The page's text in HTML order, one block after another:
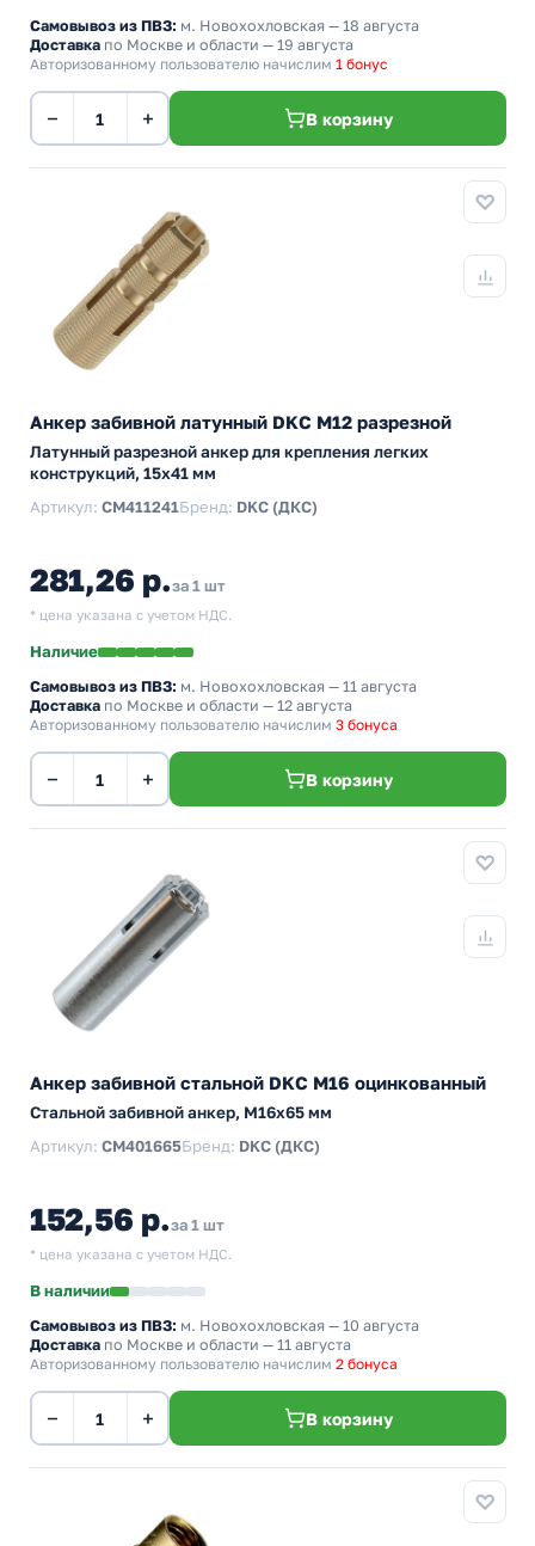
Самовывоз из ПВЗ: м. Новохохловская — 18 августа
Доставка по Москве и области — 19 августа
Авторизованному пользователю начислим 1 бонус
− + В корзину
Анкер забивной латунный DKC М12 разрезной
Латунный разрезной анкер для крепления легких
конструкций, 15x41 мм
Артикул: CM411241Бренд: DKC (ДКС)
281,26 р.за 1 шт
* цена указана с учетом НДС.
Наличие
Самовывоз из ПВЗ: м. Новохохловская — 11 августа
Доставка по Москве и области — 12 августа
Авторизованному пользователю начислим 3 бонуса
− + В корзину
Анкер забивной стальной DKC М16 оцинкованный
Стальной забивной анкер, M16x65 мм
Артикул: CM401665Бренд: DKC (ДКС)
152,56 р.за 1 шт
* цена указана с учетом НДС.
В наличии
Самовывоз из ПВЗ: м. Новохохловская — 10 августа
Доставка по Москве и области — 11 августа
Авторизованному пользователю начислим 2 бонуса
− + В корзину